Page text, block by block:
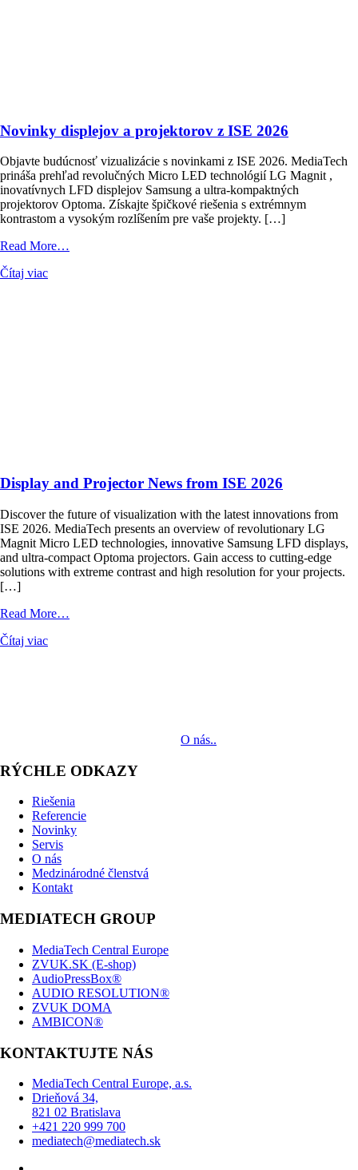
Novinky displejov a projektorov z ISE 2026
Objavte budúcnosť vizualizácie s novinkami z ISE 2026. MediaTech
prináša prehľad revolučných Micro LED technológií LG Magnit ,
inovatívnych LFD displejov Samsung a ultra-kompaktných
projektorov Optoma. Získajte špičkové riešenia s extrémnym
kontrastom a vysokým rozlíšením pre vaše projekty. […]
Read More…
Čítaj viac
Display and Projector News from ISE 2026
Discover the future of visualization with the latest innovations from
ISE 2026. MediaTech presents an overview of revolutionary LG
Magnit Micro LED technologies, innovative Samsung LFD displays,
and ultra-compact Optoma projectors. Gain access to cutting-edge
solutions with extreme contrast and high resolution for your projects.
[…]
Read More…
Čítaj viac
O nás..
RÝCHLE ODKAZY
Riešenia
Referencie
Novinky
Servis
O nás
Medzinárodné členstvá
Kontakt
MEDIATECH GROUP
MediaTech Central Europe
ZVUK.SK (E-shop)
AudioPressBox®
AUDIO RESOLUTION®
ZVUK DOMA
AMBICON®
KONTAKTUJTE NÁS
MediaTech Central Europe, a.s.
Drieňová 34,
821 02 Bratislava
+421 220 999 700
mediatech@mediatech.sk